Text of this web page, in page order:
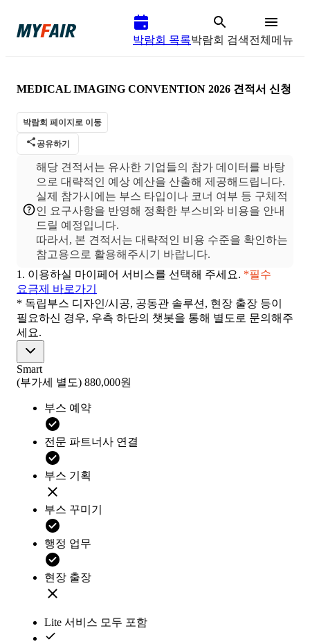
박람회 목록박람회 검색전체메뉴
MEDICAL IMAGING CONVENTION 2026 견적서 신청
박람회 페이지로 이동
공유하기
해당 견적서는 유사한 기업들의 참가 데이터를 바탕
으로 대략적인 예상 예산을 산출해 제공해드립니다.
실제 참가시에는 부스 타입이나 코너 여부 등 구체적
인 요구사항을 반영해 정확한 부스비와 비용을 안내
드릴 예정입니다.
따라서, 본 견적서는 대략적인 비용 수준을 확인하는
1. 이용하실 마이페어 서비스를 선택해 주세요. *필수
요금제 바로가기
* 독립부스 디자인/시공, 공동관 솔루션, 현장 출장 등이
필요하신 경우, 우측 하단의 챗봇을 통해 별도로 문의해주
세요.
Smart
(부가세 별도) 880,000원
부스 예약
전문 파트너사 연결
부스 기획
부스 꾸미기
행정 업무
현장 출장
Lite 서비스 모두 포함